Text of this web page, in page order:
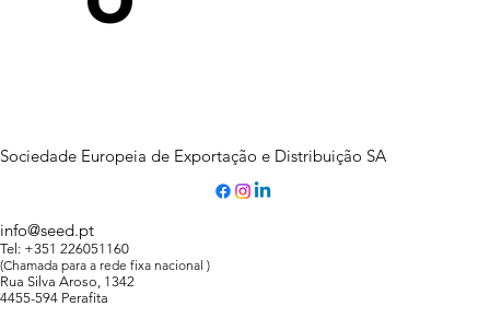
Sociedade Europeia de Exportação e Distribuição SA
info@seed.pt
Tel: +351 226051160
(Chamada para a rede fixa nacional )
Rua Silva Aroso, 1342
4455-594 Perafita